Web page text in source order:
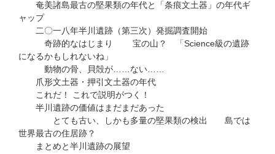
奄美諸島最古の堅果類の年代と「条痕文土器」の年代ギ
ャップ
二〇一八年半川遺跡（第三次）発掘調査開始
奇跡的なはじまり 宝の山？ 「Science級の遺跡
になるかもしれないね」
動物の骨、貝殻が……ない……
爪形文土器・押引文土器の年代
これだ！ これで説明がつく！
半川遺跡の価値はまだまだあった
とても古い、しかも多量の堅果類の検出 島では
世界最古の住居跡？
まとめと半川遺跡の展望